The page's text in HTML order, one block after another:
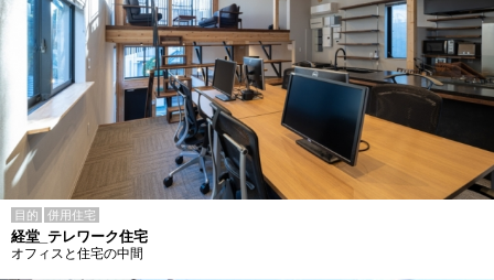
目的 併用住宅
経堂_テレワーク住宅
オフィスと住宅の中間